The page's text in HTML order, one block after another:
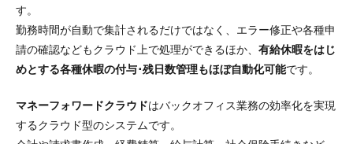
す。
勤務時間が自動で集計されるだけではなく、エラー修正や各種申
請の確認などもクラウド上で処理ができるほか、 有給休暇をはじ
めとする各種休暇の付与･残日数管理もほぼ自動化可能です。
マネーフォワードクラウドはバックオフィス業務の効率化を実現
するクラウド型のシステムです。